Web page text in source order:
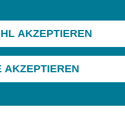
AKZEPTIEREN
AKZEPTIEREN
Gesundheitsdienste
7049830